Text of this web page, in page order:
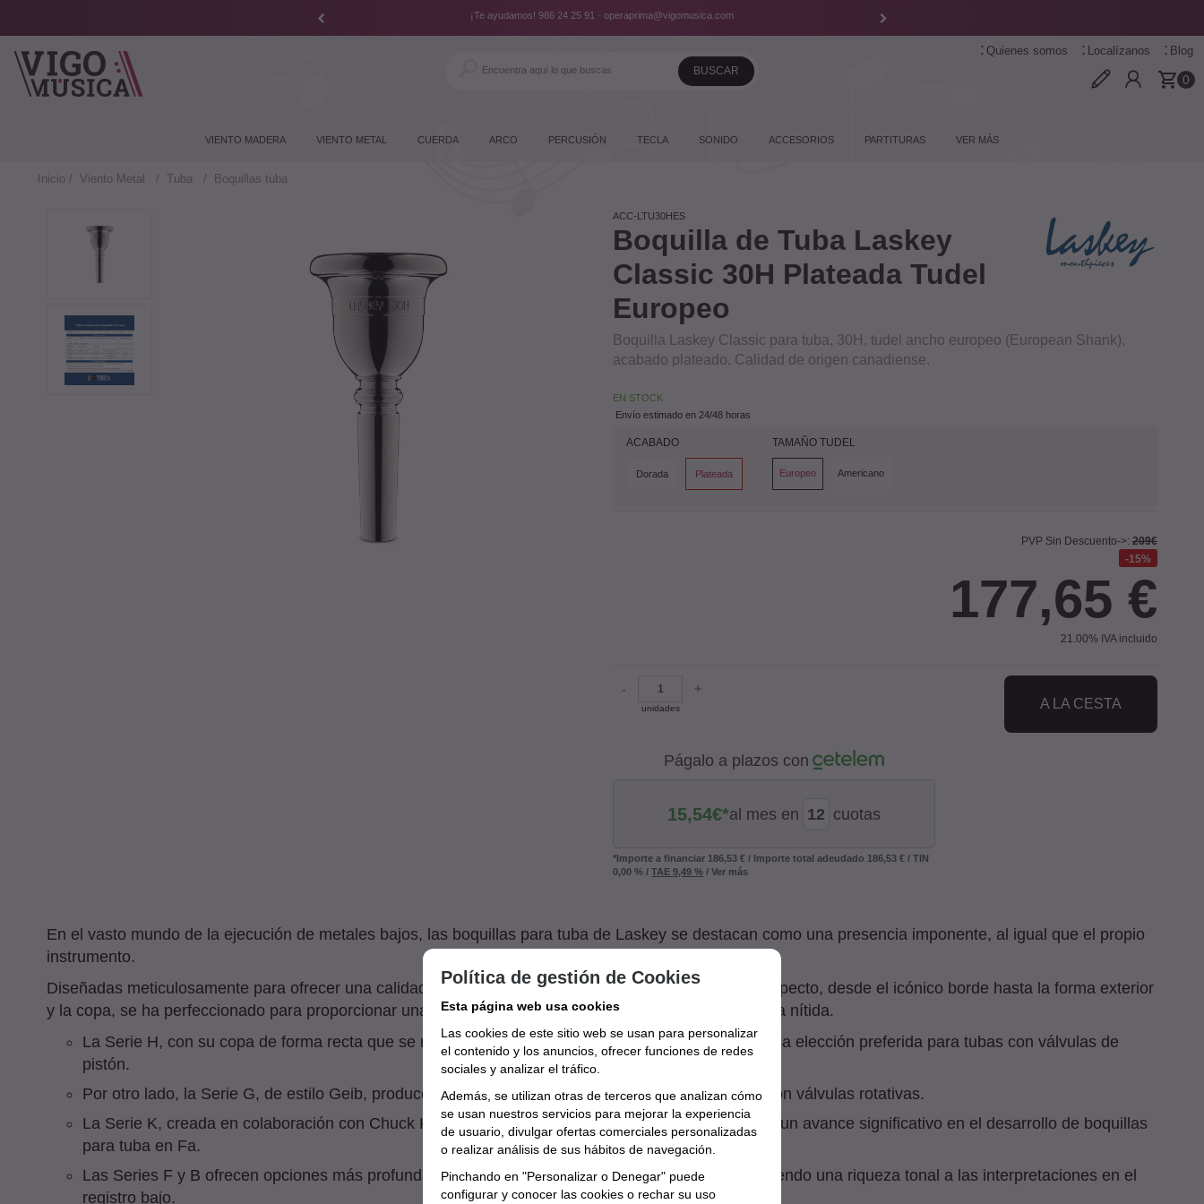
¡Te ayudamos! 986 24 25 91 · operaprima@vigomusica.com
0
Quienes somos Localízanos Blog
VIENTO MADERA VIENTO METAL CUERDA ARCO PERCUSIÓN TECLA SONIDO ACCESORIOS PARTITURAS VER MÁS
Inicio Viento Metal Tuba Boquillas tuba
ACC-LTU30HES
Boquilla de Tuba Laskey
Classic 30H Plateada Tudel
Europeo
Boquilla Laskey Classic para tuba, 30H, tudel ancho europeo (European Shank),
acabado plateado. Calidad de origen canadiense.
EN STOCK
Envío estimado en 24/48 horas
ACABADO
Dorada Plateada
TAMAÑO TUDEL
Europeo Americano
PVP Sin Descuento->: 209€
15%
177,65 €
21.00% IVA incluido
-
unidades
+
A LA CESTA
Págalo a plazos con
15,54€*al mes en cuotas
*Importe a financiar 186,53 € / Importe total adeudado 186,53 € /TIN
0,00 % /TAE9,49 % /Ver más
En el vasto mundo de la ejecución de metales bajos, las boquillas para tuba de Laskey se destacan como una presencia imponente, al igual que el propio
instrumento.
Diseñadas meticulosamente para ofrecer una calidad sonora única y una geometría compleja, cada aspecto, desde el icónico borde hasta la forma exterior
y la copa, se ha perfeccionado para proporcionar una articulación clara, entonación precisa y respuesta nítida.
La Serie H, con su copa de forma recta que se mezcla en un embudo cóncavo, se destaca como la elección preferida para tubas con válvulas de
pistón.
Por otro lado, la Serie G, de estilo Geib, produce un sonido más brillante y se destaca en tubas con válvulas rotativas.
La Serie K, creada en colaboración con Chuck Kerrigan de Eastman Music Company, representa un avance significativo en el desarrollo de boquillas
para tuba en Fa.
Las Series F y B ofrecen opciones más profundas, ideales para tubas CC 6/4 o contrabajo, añadiendo una riqueza tonal a las interpretaciones en el
registro bajo.
Política de gestión de Cookies
Esta página web usa cookies
Las cookies de este sitio web se usan para personalizar
el contenido y los anuncios, ofrecer funciones de redes
sociales y analizar el tráfico.
Además, se utilizan otras de terceros que analizan cómo
se usan nuestros servicios para mejorar la experiencia
de usuario, divulgar ofertas comerciales personalizadas
o realizar análisis de sus hábitos de navegación.
Pinchando en "Personalizar o Denegar" puede
configurar y conocer las cookies o rechar su uso